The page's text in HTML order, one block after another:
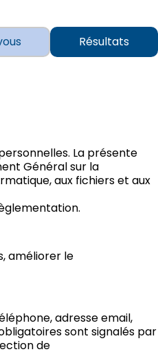
Résultats
La présente
Général sur la
aux fichiers et aux
améliorer le
adresse email,
sont signalés par
de